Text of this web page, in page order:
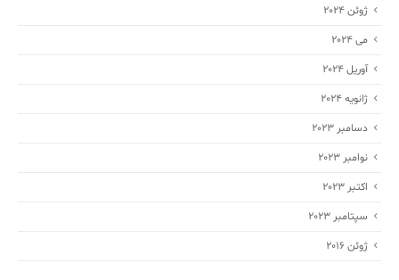
ژوئن 2024
می 2024
آوریل 2024
ژانویه 2024
دسامبر 2023
نوامبر 2023
اکتبر 2023
سپتامبر 2023
ژوئن 2016